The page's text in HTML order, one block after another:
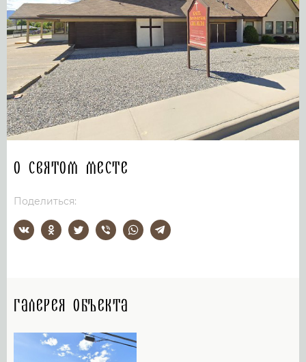
О святом месте
Поделиться:
Галерея объекта